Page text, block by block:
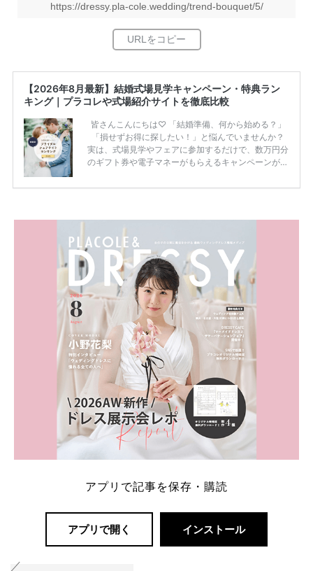
https://dressy.pla-cole.wedding/trend-bouquet/5/
【2026年8月最新】結婚式場見学キャンペーン・特典ラン
キング｜プラコレや式場紹介サイトを徹底比較
皆さんこんにちは♡ 「結婚準備、何から始める？」
「損せずお得に探したい！」と悩んでいませんか？
実は、式場見学やフェアに参加するだけで、数万円分
のギフト券や電子マネーがもらえるキャンペーンがあ
ため、比較せずに選ぶと損をしてしまうことも……。
内容：特典金額・条件・応募方法・注意点 「どこが
一番お得？」「プラコレの特典は？」といった疑問も
解決します。 まずは診断で候補を絞れる「ウェディ
ング診断」か、体験型 […]
続きを読む
アプリで記事を保存・購読
アプリで開く インストール